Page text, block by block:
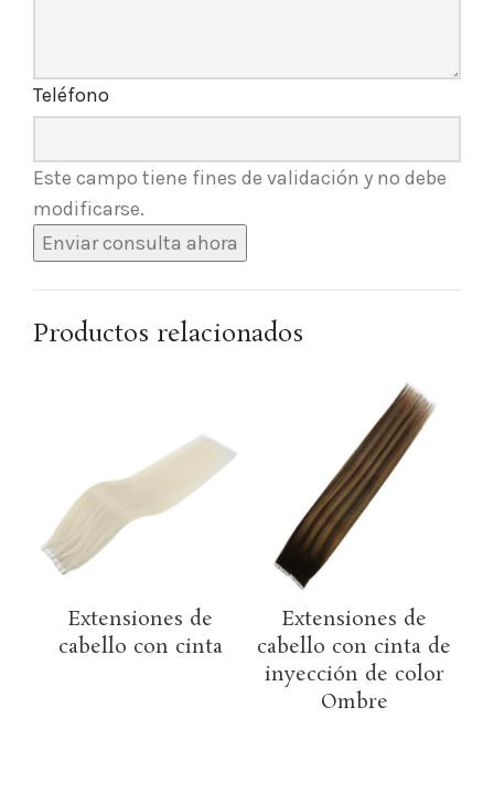
Teléfono
Este campo tiene fines de validación y no debe
modificarse.
Productos relacionados
Extensiones de
cabello con cinta
Extensiones de
cabello con cinta de
inyección de color
Ombre